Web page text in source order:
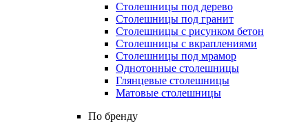
Столешницы под дерево
Столешницы под гранит
Столешницы с рисунком бетон
Столешницы с вкраплениями
Столешницы под мрамор
Однотонные столешницы
Глянцевые столешницы
Матовые столешницы
По бренду